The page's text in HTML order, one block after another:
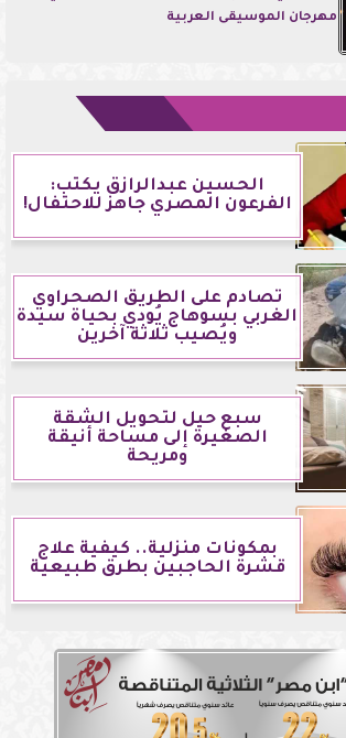
مهرجان الموسيقى العربية
الحسين عبدالرازق يكتب:
الفرعون المصري جاهز للاحتفال!
تصادم على الطريق الصحراوي
الغربي بسوهاج يُودي بحياة سيدة
ويُصيب ثلاثة آخرين
سبع حيل لتحويل الشقة
الصغيرة إلى مساحة أنيقة
ومريحة
بمكونات منزلية.. كيفية علاج
قشرة الحاجبين بطرق طبيعية